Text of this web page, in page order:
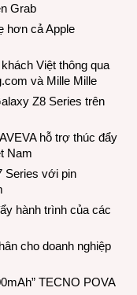
Grab
hơn cả Apple
Việt thông qua
và Mille Mille
Z8 Series trên
hỗ trợ thúc đẩy
Nam
Series với pin
hành trình của các
cho doanh nghiệp
TECNO POVA